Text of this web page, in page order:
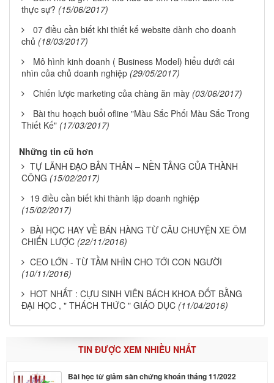
thực sự? (15/06/2017)
07 điều cần biết khi thiết kế website dành cho doanh
chủ (18/03/2017)
Mô hình kinh doanh ( Business Model) hiểu dưới cái
nhìn của chủ doanh nghiệp (29/05/2017)
Chiến lược marketing của chàng ăn mày (03/06/2017)
Bài thu hoạch buổi ofline "Màu Sắc Phối Màu Sắc Trong
Thiết Kế" (17/03/2017)
Những tin cũ hơn
TỰ LÃNH ĐẠO BẢN THÂN – NỀN TẢNG CỦA THÀNH
CÔNG (15/02/2017)
19 điều cần biết khi thành lập doanh nghiệp
(15/02/2017)
BÀI HỌC HAY VỀ BÁN HÀNG TỪ CÂU CHUYỆN XE ÔM
CHIẾN LƯỢC (22/11/2016)
CEO LỚN - TỪ TẦM NHÌN CHO TỚI CON NGƯỜI
(10/11/2016)
HOT NHẤT : CỰU SINH VIÊN BÁCH KHOA ĐỐT BẰNG
ĐẠI HỌC , " THÁCH THỨC " GIÁO DỤC (11/04/2016)
TIN ĐƯỢC XEM NHIỀU NHẤT
Bài học từ giảm sàn chứng khoán tháng 11/2022